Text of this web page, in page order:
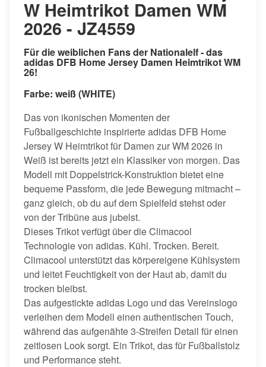
W Heimtrikot Damen WM
2026 - JZ4559
Für die weiblichen Fans der Nationalelf - das
adidas DFB Home Jersey Damen Heimtrikot WM
26!
Farbe: weiß (WHITE)
Das von ikonischen Momenten der
Fußballgeschichte inspirierte adidas DFB Home
Jersey W Heimtrikot für Damen zur WM 2026 in
Weiß ist bereits jetzt ein Klassiker von morgen. Das
Modell mit Doppelstrick-Konstruktion bietet eine
bequeme Passform, die jede Bewegung mitmacht –
ganz gleich, ob du auf dem Spielfeld stehst oder
von der Tribüne aus jubelst.
Dieses Trikot verfügt über die Climacool
Technologie von adidas. Kühl. Trocken. Bereit.
Climacool unterstützt das körpereigene Kühlsystem
und leitet Feuchtigkeit von der Haut ab, damit du
trocken bleibst.
Das aufgestickte adidas Logo und das Vereinslogo
verleihen dem Modell einen authentischen Touch,
während das aufgenähte 3-Streifen Detail für einen
zeitlosen Look sorgt. Ein Trikot, das für Fußballstolz
und Performance steht.